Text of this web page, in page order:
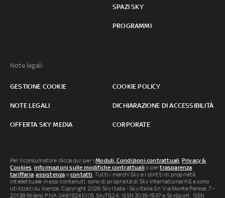
SPAZI SKY
PROGRAMMI
Note legali:
GESTIONE COOKIE COOKIE POLICY
NOTE LEGALI DICHIARAZIONE DI ACCESSIBILITÀ
OFFERTA SKY MEDIA CORPORATE
Per il consumatore clicca qui per iModuli, Condizioni contrattuali Privacy &
Cookies informazioni sulle modifiche contrattuali o pertrasparenza
tariffaria ,assistenza econtatti . Tutti i marchi Sky e i diritti di proprietà
intellettuale in essi contenuti, sono di proprietà di Sky international AG e sono
utilizzati su licenza. Copyright 2026 Sky Italia - Sky Italia Srl Via Monte Penice, 7 -
20138 Milano P.IVA 04619241005. SkyTG24: ISSN 3035-1537 e SkySport: ISSN